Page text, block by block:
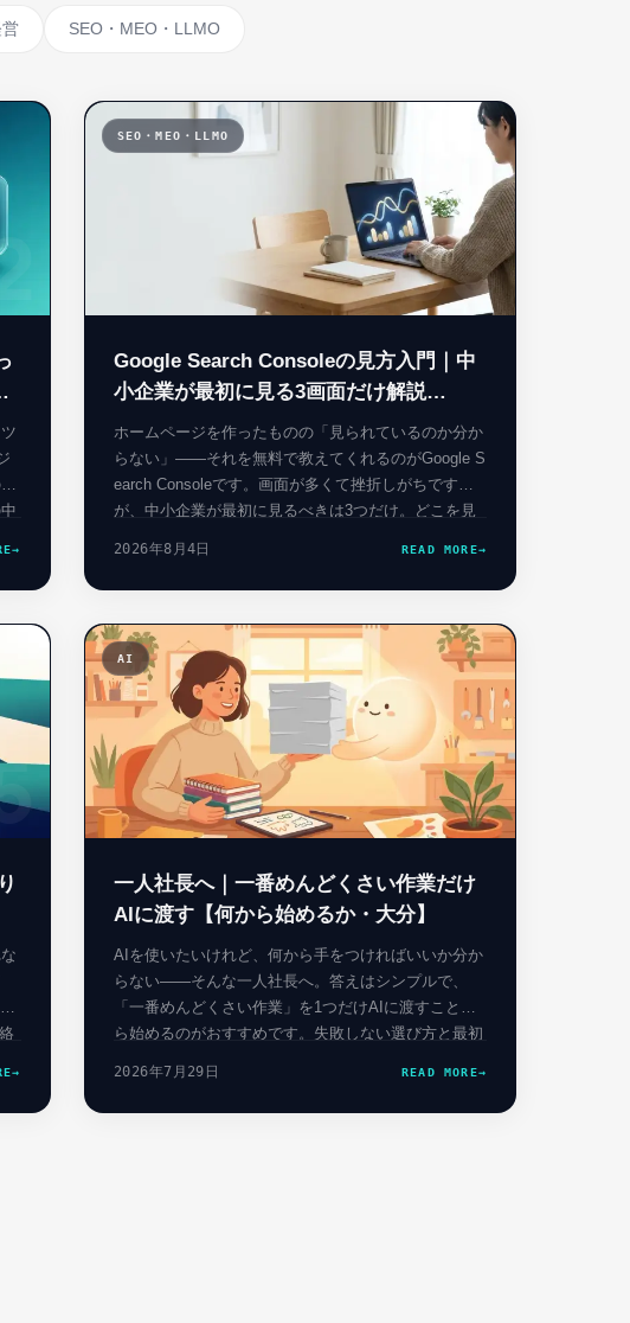
SEO・MEO・LLMO
→
SEO・MEO・LLMO
03
Google Search Consoleの見方入門｜中
小企業が最初に見る3画面だけ解説
【2026】
ホームページを作ったものの「見られているのか分か
らない」——それを無料で教えてくれるのがGoogle S
earch Consoleです。画面が多くて挫折しがちです
が、中小企業が最初に見るべきは3つだけ。どこを見
2026年8月4日 READ MORE→
→
AI
06
一人社長へ｜一番めんどくさい作業だけ
AIに渡す【何から始めるか・大分】
AIを使いたいけれど、何から手をつければいいか分か
らない——そんな一人社長へ。答えはシンプルで、
「一番めんどくさい作業」を1つだけAIに渡すことか
ら始めるのがおすすめです。失敗しない選び方と最初
2026年7月29日 READ MORE→